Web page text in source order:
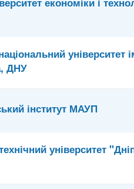
університет
ДНУ
інститут МАУП
університет